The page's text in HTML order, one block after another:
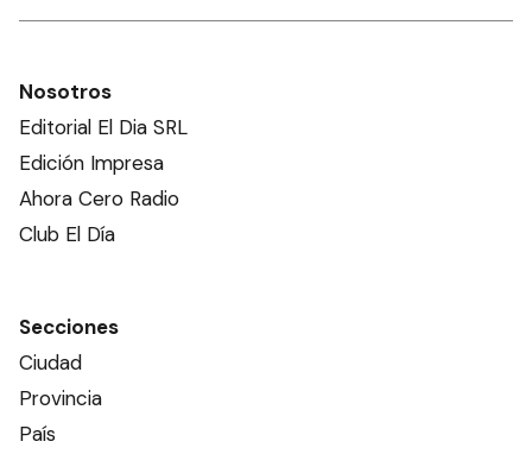
Nosotros
Editorial El Dia SRL
Edición Impresa
Ahora Cero Radio
Club El Día
Secciones
Ciudad
Provincia
País